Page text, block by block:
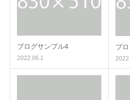
ブログサンプル4
2022.06.1
ブ